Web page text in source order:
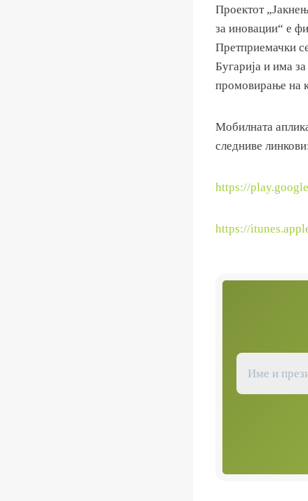
Проектот
за иновации“ е
Претприемачки
Бугарија и има
промовирање на
Мобилната
следниве
https://
https://